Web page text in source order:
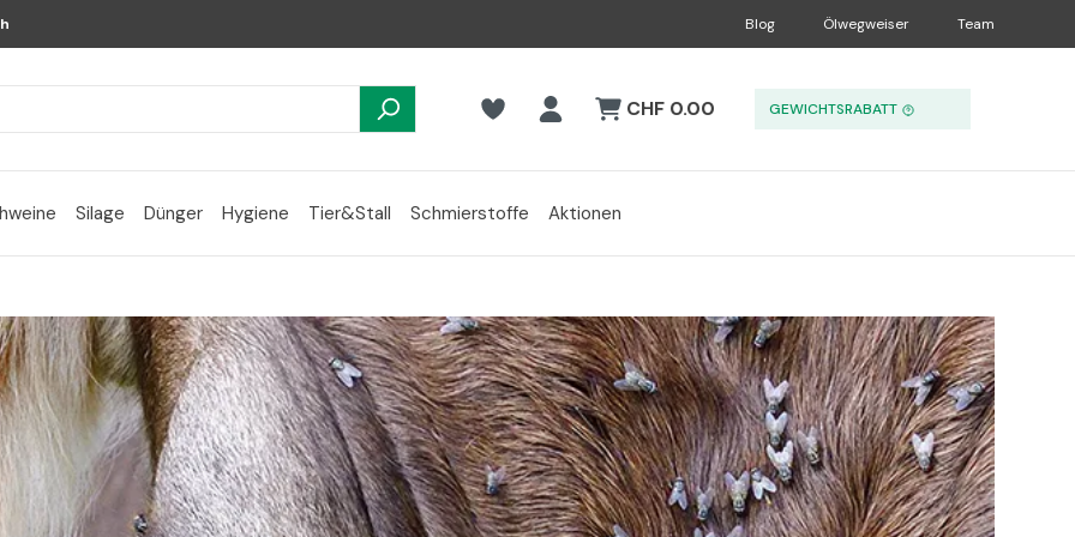
Blog Ölwegweiser Team
CHF 0.00 GEWICHTSRABATT
Silage Dünger Hygiene Tier&Stall Schmierstoffe Aktionen